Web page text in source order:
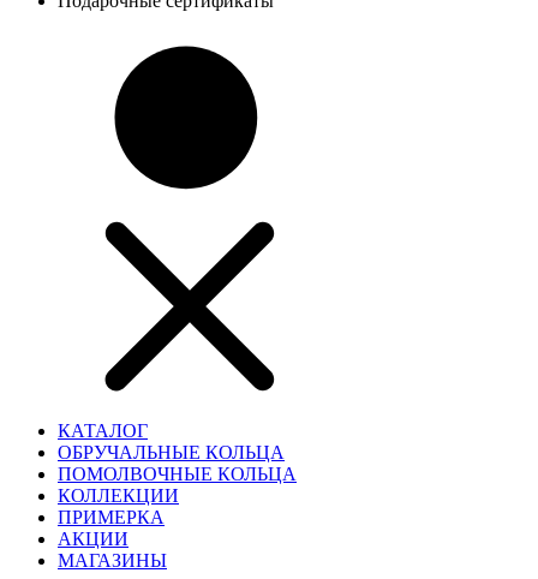
КАТАЛОГ
ОБРУЧАЛЬНЫЕ КОЛЬЦА
ПОМОЛВОЧНЫЕ КОЛЬЦА
КОЛЛЕКЦИИ
ПРИМЕРКА
АКЦИИ
МАГАЗИНЫ